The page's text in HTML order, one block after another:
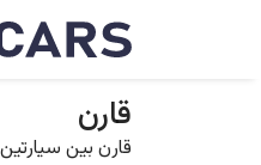
قارن
قارن بين